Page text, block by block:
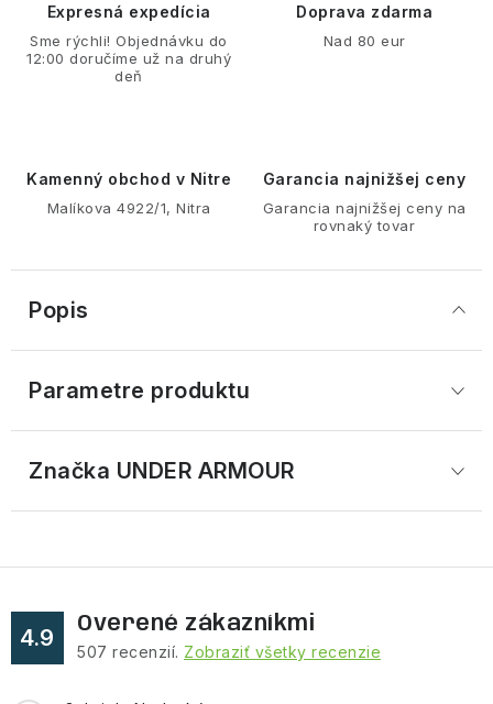
Expresná expedícia
Sme rýchli! Objednávku do
12:00 doručíme už na druhý
deň
Doprava zdarma
Nad 80 eur
Kamenný obchod v Nitre
Malíkova 4922/1, Nitra
Garancia najnižšej ceny
Garancia najnižšej ceny na
rovnaký tovar
Popis
Parametre produktu
Značka UNDER ARMOUR
4.9
Overené zákazníkmi
507 recenzií. Zobraziť všetky recenzie